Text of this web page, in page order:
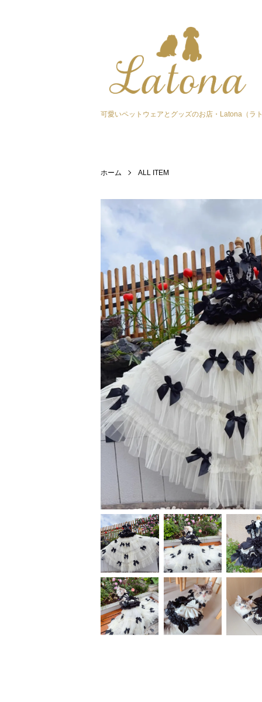
可愛いペットウェアとグッズのお店・Latona（ラト
ホーム ALL ITEM